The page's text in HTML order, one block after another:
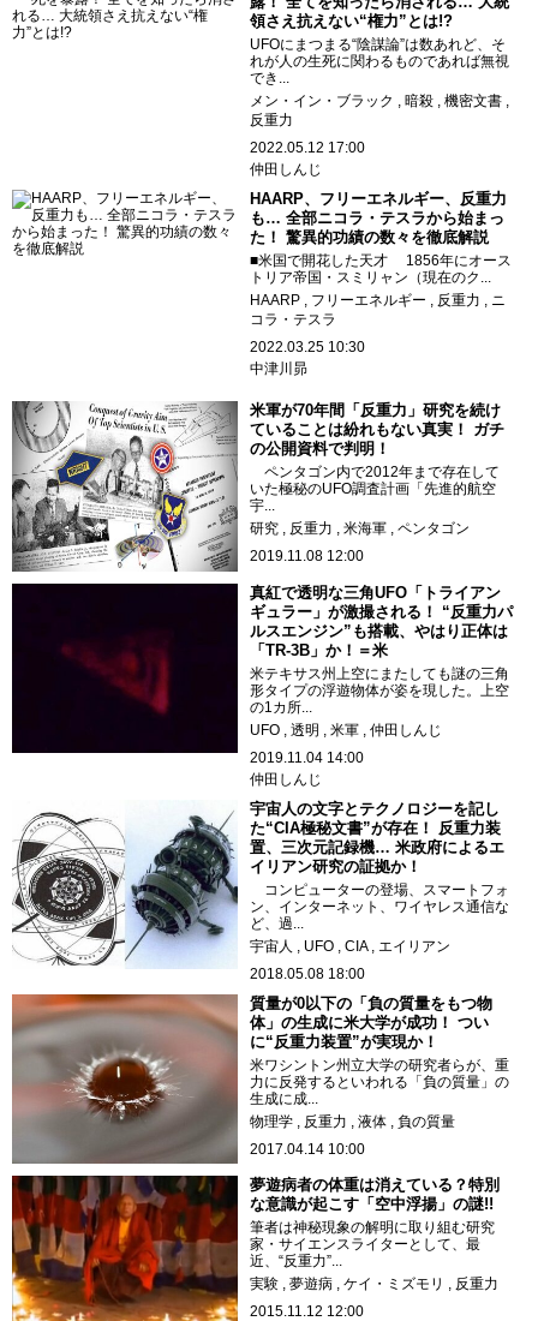
領さえ抗えない“権力”とは!?
UFOにまつまる“陰謀論”は数あれど、そ
れが人の生死に関わるものであれば無視
でき...
メン・イン・ブラック
暗殺
機密文書
反重力
2022.05.12 17:00
仲田しんじ
HAARP、フリーエネルギー、反重力
も… 全部ニコラ・テスラから始まっ
た！ 驚異的功績の数々を徹底解説
■米国で開花した天才 1856年にオース
トリア帝国・スミリャン（現在のク...
HAARP
フリーエネルギー 反重力
ニ
コラ・テスラ
2022.03.25 10:30
中津川昴
米軍が70年間「反重力」研究を続け
ていることは紛れもない真実！ ガチ
の公開資料で判明！
ペンタゴン内で2012年まで存在して
いた極秘のUFO調査計画「先進的航空
宇...
研究
反重力 米海軍
ペンタゴン
2019.11.08 12:00
真紅で透明な三角UFO「トライアン
ギュラー」が激撮される！ “反重力パ
ルスエンジン”も搭載、やはり正体は
「TR-3B」か！＝米
米テキサス州上空にまたしても謎の三角
形タイプの浮遊物体が姿を現した。上空
の1カ所...
UFO
透明 米軍
仲田しんじ
2019.11.04 14:00
仲田しんじ
宇宙人の文字とテクノロジーを記し
た“CIA極秘文書”が存在！ 反重力装
置、三次元記録機… 米政府によるエ
イリアン研究の証拠か！
コンピューターの登場、スマートフォ
ン、インターネット、ワイヤレス通信な
ど、過...
宇宙人
UFO CIA
エイリアン
2018.05.08 18:00
質量が0以下の「負の質量をもつ物
体」の生成に米大学が成功！ つい
に“反重力装置”が実現か！
米ワシントン州立大学の研究者らが、重
力に反発するといわれる「負の質量」の
生成に成...
物理学
反重力 液体
負の質量
2017.04.14 10:00
夢遊病者の体重は消えている？特別
な意識が起こす「空中浮揚」の謎!!
筆者は神秘現象の解明に取り組む研究
家・サイエンスライターとして、最
近、“反重力”...
実験
夢遊病 ケイ・ミズモリ
反重力
2015.11.12 12:00